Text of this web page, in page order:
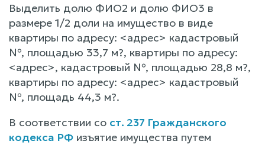
Выделить долю ФИО2 и долю ФИО3 в
размере 1/2 доли на имущество в виде
квартиры по адресу: <адрес> кадастровый
№, площадью 33,7 м?, квартиры по адресу:
<адрес>, кадастровый №, площадью 28,8 м?,
квартиры по адресу: <адрес> кадастровый
№, площадь 44,3 м?.
В соответствии со ст. 237 Гражданского
кодекса РФ изъятие имущества путем